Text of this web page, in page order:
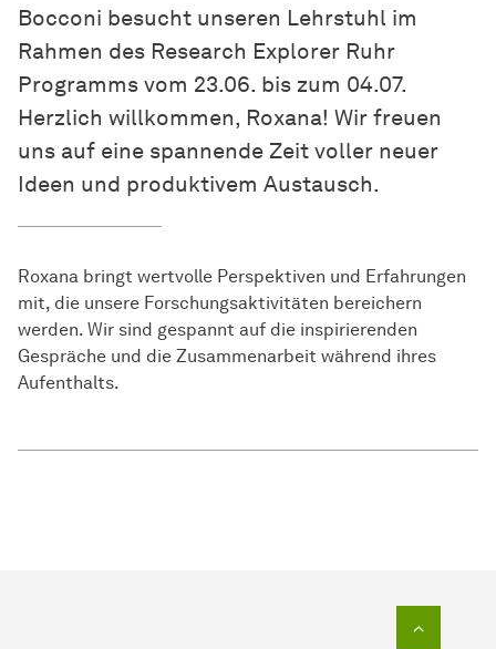
Bocconi besucht unseren Lehrstuhl im
Rahmen des Research Explorer Ruhr
Programms vom 23.06. bis zum 04.07.
Herzlich willkommen, Roxana! Wir freuen
uns auf eine spannende Zeit voller neuer
Ideen und produktivem Austausch.
Roxana bringt wertvolle Perspektiven und Erfahrungen
mit, die unsere Forschungsaktivitäten bereichern
werden. Wir sind gespannt auf die inspirierenden
Gespräche und die Zusammenarbeit während ihres
Aufenthalts.